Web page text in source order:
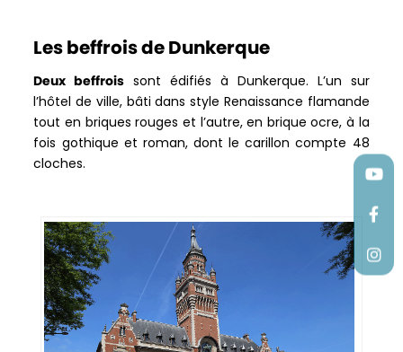
Les beffrois de Dunkerque
Deux beffrois sont édifiés à Dunkerque. L’un sur
l’hôtel de ville, bâti dans style Renaissance flamande
tout en briques rouges et l’autre, en brique ocre, à la
fois gothique et roman, dont le carillon compte 48
cloches.